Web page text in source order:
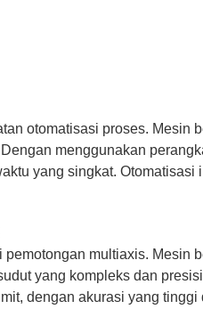
otomatisasi proses.
menggunakan
yang singkat.
multiaxis.
yang kompleks dan
dengan akurasi yang